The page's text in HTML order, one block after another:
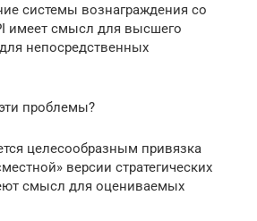
системы вознаграждения со
имеет смысл для высшего
непосредственных
проблемы?
целесообразным привязка
версии стратегических
смысл для оцениваемых